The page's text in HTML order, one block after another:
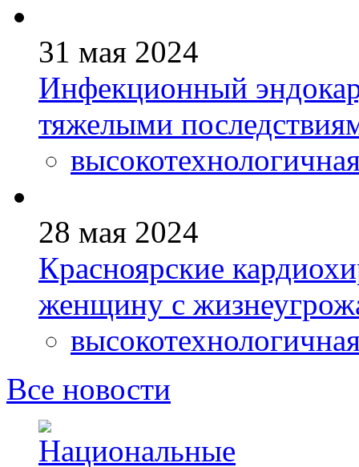
31 мая 2024
Инфекционный
тяжелыми
28 мая 2024
Красноярские
женщину с
Все новости